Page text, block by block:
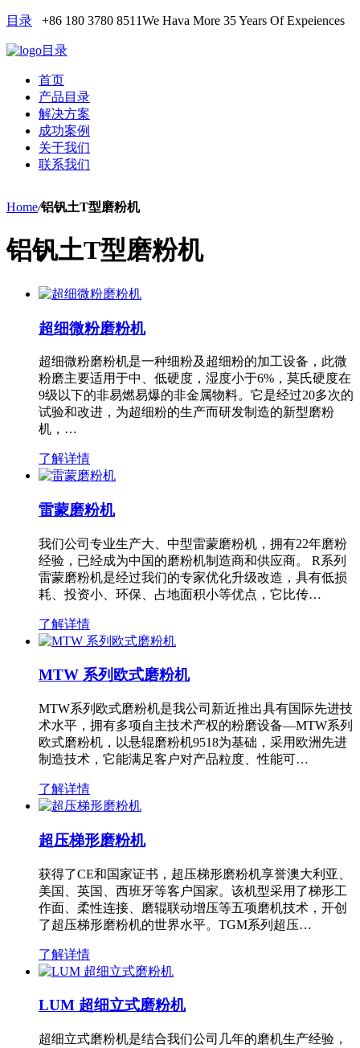
目录 +86 180 3780 8511We Hava More 35 Years Of Expeiences
目录
首页
产品目录
解决方案
成功案例
关于我们
联系我们
Home/铝钒土T型磨粉机
铝钒土T型磨粉机
超细微粉磨粉机
超细微粉磨粉机是一种细粉及超细粉的加工设备，此微
粉磨主要适用于中、低硬度，湿度小于6%，莫氏硬度在
9级以下的非易燃易爆的非金属物料。它是经过20多次的
试验和改进，为超细粉的生产而研发制造的新型磨粉
机，…
了解详情
雷蒙磨粉机
我们公司专业生产大、中型雷蒙磨粉机，拥有22年磨粉
经验，已经成为中国的磨粉机制造商和供应商。 R系列
雷蒙磨粉机是经过我们的专家优化升级改造，具有低损
耗、投资小、环保、占地面积小等优点，它比传…
了解详情
MTW 系列欧式磨粉机
MTW系列欧式磨粉机是我公司新近推出具有国际先进技
术水平，拥有多项自主技术产权的粉磨设备—MTW系列
欧式磨粉机，以悬辊磨粉机9518为基础，采用欧洲先进
制造技术，它能满足客户对产品粒度、性能可…
了解详情
超压梯形磨粉机
获得了CE和国家证书，超压梯形磨粉机享誉澳大利亚、
美国、英国、西班牙等客户国家。该机型采用了梯形工
作面、柔性连接、磨辊联动增压等五项磨机技术，开创
了超压梯形磨粉机的世界水平。TGM系列超压…
了解详情
LUM 超细立式磨粉机
超细立式磨粉机是结合我们公司几年的磨机生产经验，